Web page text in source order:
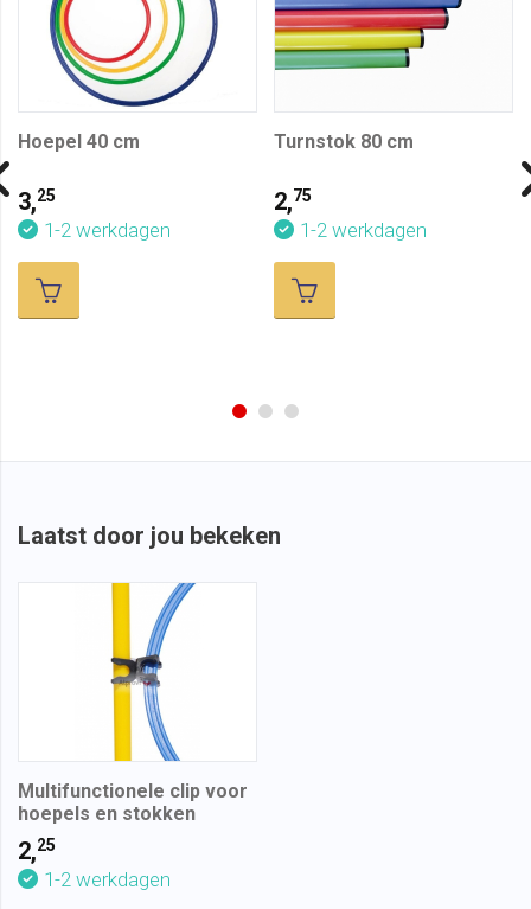
Hoepel 40 cm
3,25
1-2 werkdagen
Turnstok 80 cm
2,75
1-2 werkdagen
Laatst door jou bekeken
Multifunctionele clip voor
hoepels en stokken
2,25
1-2 werkdagen